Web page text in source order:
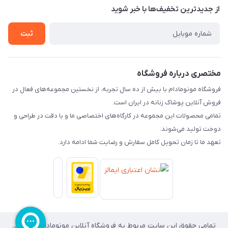
درباره ما
قوانین و مقررات
از جدید‌ترین تخفیف‌ها با‌ خبر شوید
ثبت
مختصری درباره فروشگاه
فروشگاه مونومادام با بیش از ده سال تجربه، از نخستین مجموعه‌های فعال در
فروش آنلاین پوشاک زنانه در ایران است.
تمامی محصولات این مجموعه در کارگاه‌های اختصاصی ما و با دقت در طراحی و
دوخت تولید می‌شوند.
تعهد ما تا زمان تحویل کامل سفارش و رضایت شما ادامه دارد.
تمامی حقوق این سایت مربوط به فروشگاه آنلاین مونومادام می باشد.